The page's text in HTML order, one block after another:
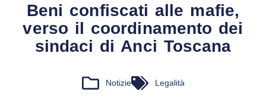
Beni confiscati alle mafie,
verso il coordinamento dei
sindaci di Anci Toscana
Notizie Legalità